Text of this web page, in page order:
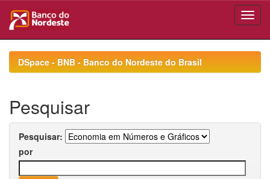
navigationDSpace - BNB - Banco do Nordeste do Brasil
Pesquisar
Pesquisar:
por